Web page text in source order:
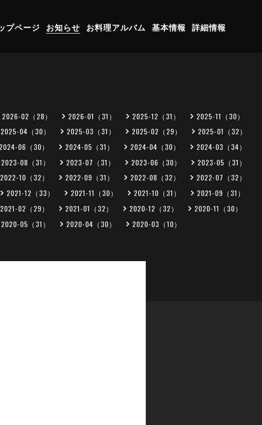
プページ お知らせ お料理アルバム 基本情報 詳細情報
2026-02（28） 2026-01（31） 2025-12（31）
2025-11（30）
2025-04（30） 2025-03（31） 2025-02（29）
2025-01（32）
2024-06（30） 2024-05（31） 2024-04（30）
2024-03（34）
2023-08（31） 2023-07（31） 2023-06（30）
2023-05（31）
2022-10（32） 2022-09（31） 2022-08（32）
2022-07（32）
2021-12（33） 2021-11（30） 2021-10（31）
2021-09（31）
2021-02（29） 2021-01（32） 2020-12（32）
2020-11（30）
2020-05（31） 2020-04（30） 2020-03（10）